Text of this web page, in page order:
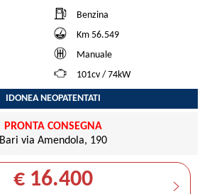
Benzina
Km 56.549
Manuale
101cv / 74kW
IDONEA NEOPATENTATI
PRONTA CONSEGNA
Bari via Amendola, 190
€ 16.400